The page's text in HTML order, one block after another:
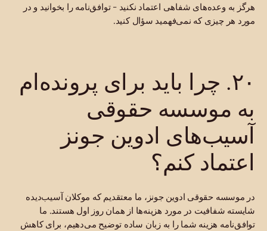
هرگز به وعده‌های شفاهی اعتماد نکنید - توافق‌نامه را بخوانید و در
مورد هر چیزی که نمی‌فهمید سؤال کنید.
۲۰. چرا باید برای پرونده‌ام
به موسسه حقوقی
آسیب‌های ادوین جونز
اعتماد کنم؟
در موسسه حقوقی ادوین جونز، ما معتقدیم که موکلان آسیب‌دیده
شایسته شفافیت در مورد هزینه‌ها از همان روز اول هستند. ما
توافق‌نامه هزینه شما را به زبان ساده توضیح می‌دهیم، برای کاهش